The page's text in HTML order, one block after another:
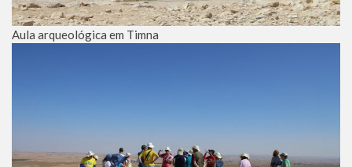
Aula arqueológica em Timna